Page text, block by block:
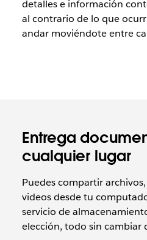
detalles e información
al contrario de lo que
andar moviéndote entre
Entrega
cualquier lugar
Puedes compartir
videos desde tu
servicio de
elección, todo sin cambiar